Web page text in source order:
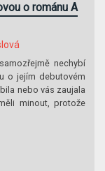
o románu A
nechybí
o jejím debutovém
nebo vás zaujala
minout, protože